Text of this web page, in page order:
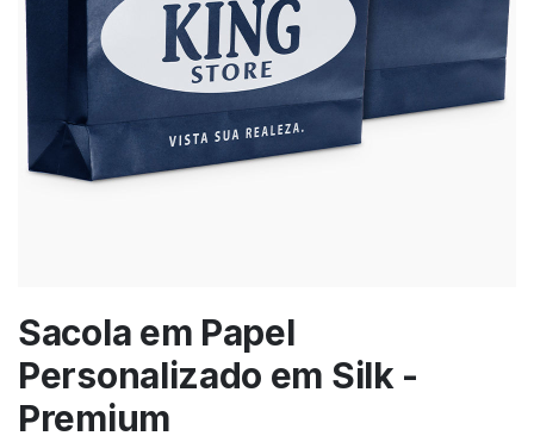
Sacola em Papel
Personalizado em Silk -
Premium